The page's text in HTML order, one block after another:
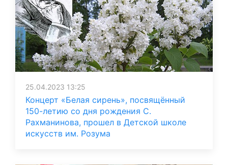
25.04.2023 13:25
Концерт «Белая сирень», посвящённый
150-летию со дня рождения С.
Рахманинова, прошел в Детской школе
искусств им. Розума